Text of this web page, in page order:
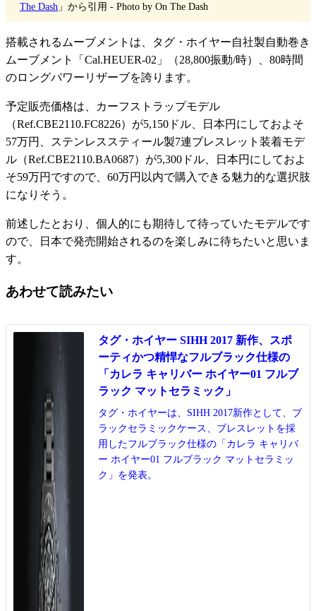
The Dash 」から引用 - Photo by On The Dash
搭載されるムーブメントは、タグ・ホイヤー自社製自動巻き
ムーブメント「Cal.HEUER-02」（28,800振動/時）、80時間
のロングパワーリザーブを誇ります。
予定販売価格は、カーフストラップモデル
（Ref.CBE2110.FC8226）が5,150ドル、日本円にしておよそ
57万円、ステンレススティール製7連ブレスレット装着モデ
ル（Ref.CBE2110.BA0687）が5,300ドル、日本円にしておよ
そ59万円ですので、60万円以内で購入できる魅力的な選択肢
になりそう。
前述したとおり、個人的にも期待して待っていたモデルです
ので、日本で発売開始されるのを楽しみに待ちたいと思いま
す。
あわせて読みたい
タグ・ホイヤー SIHH 2017 新作、スポ
ーティかつ精悍なフルブラック仕様の
「カレラ キャリバー ホイヤー01 フルブ
ラック マットセラミック」
タグ・ホイヤーは、SIHH 2017新作として、ブ
ラックセラミックケース、ブレスレットを採
用したフルブラック仕様の「カレラ キャリバ
ー ホイヤー01 フルブラック マットセラミッ
ク」を発表。